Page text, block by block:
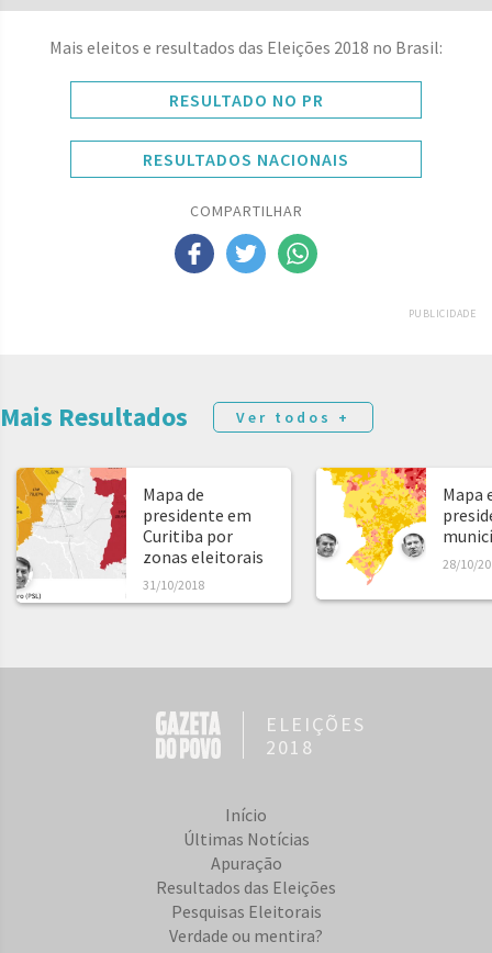
Mais eleitos e resultados das Eleições 2018 no Brasil:
RESULTADO NO PR
RESULTADOS NACIONAIS
COMPARTILHAR
PUBLICIDADE
Mais Resultados Ver todos +
Mapa de
presidente em
Curitiba por
zonas eleitorais
31/10/2018
Mapa
28/10/
ELEIÇÕES
2018
Início
Últimas Notícias
Apuração
Resultados das Eleições
Pesquisas Eleitorais
Verdade ou mentira?